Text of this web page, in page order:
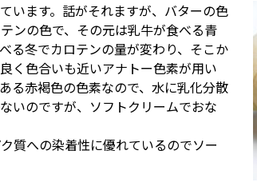
います。話がそれますが、バターの色
ンの色で、その元は乳牛が食べる青
る冬でカロテンの量が変わり、そこか
く色合いも近いアナトー色素が用い
る赤褐色の色素なので、水に乳化分散
いのですが、ソフトクリームでおな
質への染着性に優れているのでソー